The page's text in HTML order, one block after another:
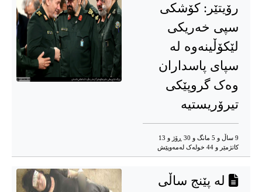
رۆیتێر: کۆشکی
سپی خەریکی
لێکۆڵینەوە لە
سپای پاسداران
وەک گروپێکی
تیرۆریستیە
9 ساڵ و 5 مانگ و 30 ڕۆژ و 13
کاتژمێر و 44 خوله‌ک له‌مه‌وپێش‌
لە پێنج ساڵی